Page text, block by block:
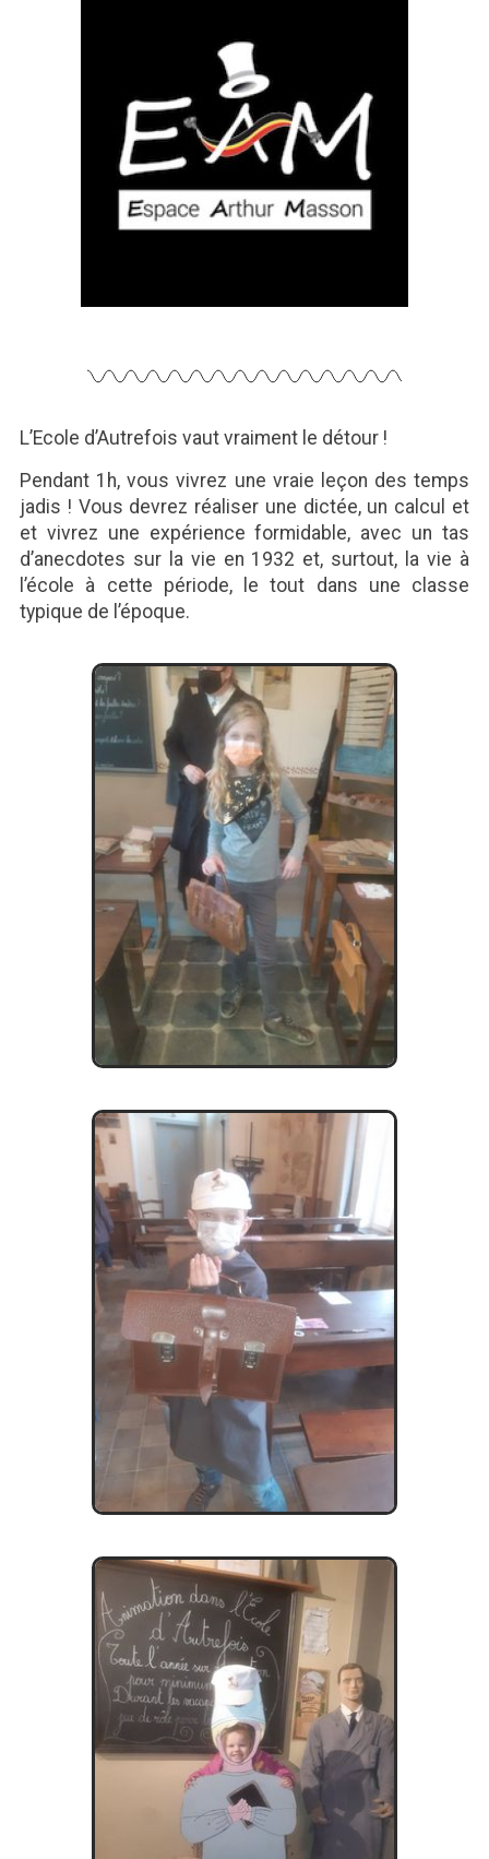
L’Ecole d’Autrefois vaut vraiment le détour !
Pendant 1h, vous vivrez une vraie leçon des temps
jadis ! Vous devrez réaliser une dictée, un calcul et
et vivrez une expérience formidable, avec un tas
d’anecdotes sur la vie en 1932 et, surtout, la vie à
l’école à cette période, le tout dans une classe
typique de l’époque.